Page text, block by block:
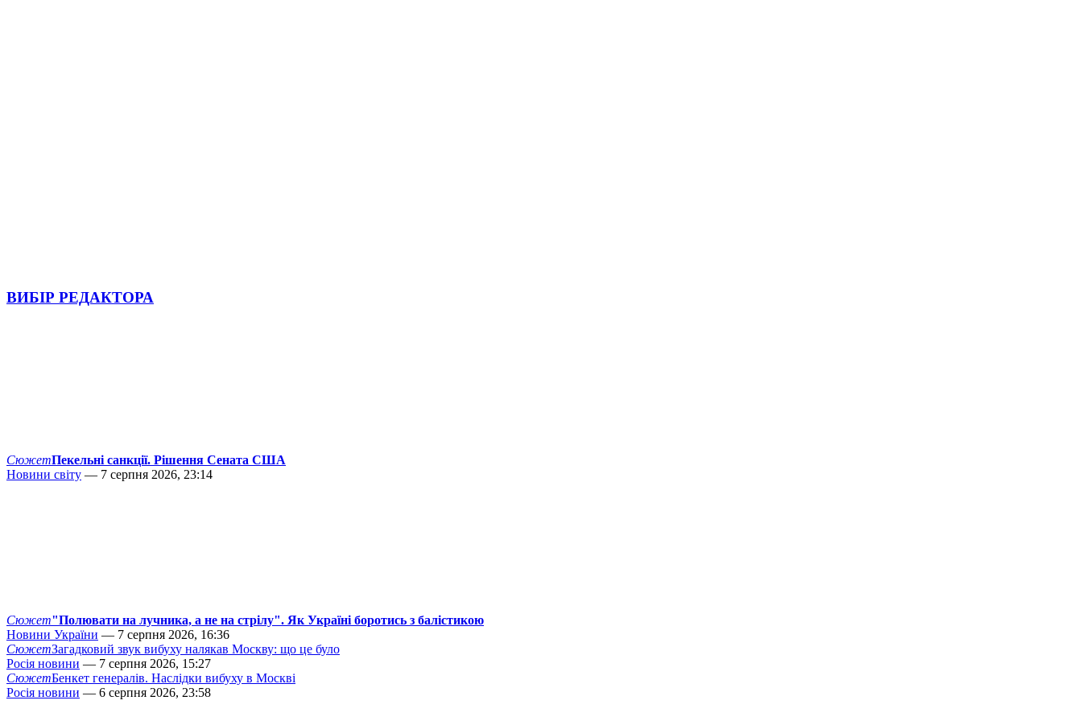
ВИБІР РЕДАКТОРА
СюжетПекельні санкції. Рішення Сената США
Новини світу — 7 серпня 2026, 23:14
Сюжет"Полювати на лучника, а не на стрілу". Як Україні боротись з балістикою
Новини України — 7 серпня 2026, 16:36
СюжетЗагадковий звук вибуху налякав Москву: що це було
Росія новини — 7 серпня 2026, 15:27
СюжетБенкет генералів. Наслідки вибуху в Москві
Росія новини — 6 серпня 2026, 23:58